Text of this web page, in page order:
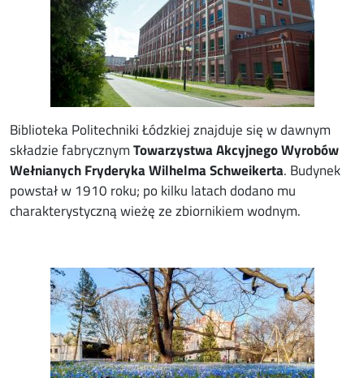
Biblioteka Politechniki Łódzkiej znajduje się w dawnym
składzie fabrycznymTowarzystwa Akcyjnego Wyrobów
Wełnianych Fryderyka Wilhelma Schweikerta. Budynek
powstał w 1910 roku; po kilku latach dodano mu
charakterystyczną wieżę ze zbiornikiem wodnym.